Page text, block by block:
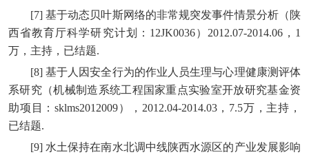
[7] 基于动态贝叶斯网络的非常规突发事件情景分析（陕
西省教育厅科学研究计划：12JK0036）2012.07-2014.06，1
万，主持，已结题.
[8] 基于人因安全行为的作业人员生理与心理健康测评体
系研究（机械制造系统工程国家重点实验室开放研究基金资
助项目：sklms2012009），2012.04-2014.03，7.5万，主持，
已结题.
[9] 水土保持在南水北调中线陕西水源区的产业发展影响